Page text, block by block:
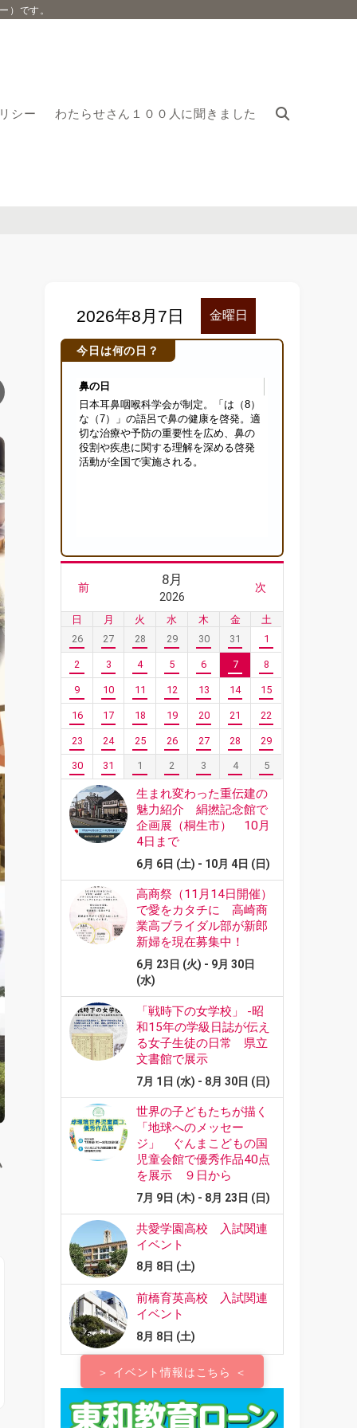
）です。
シー わたらせさん１００人に聞きました
今日は何の日？
＞ イベント情報はこちら ＜